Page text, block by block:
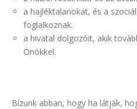
a hajléktalanokat, és a
foglalkoznak.
a hivatal dolgozóit, akik
Önökkel.
Bízunk abban, hogy ha látják,